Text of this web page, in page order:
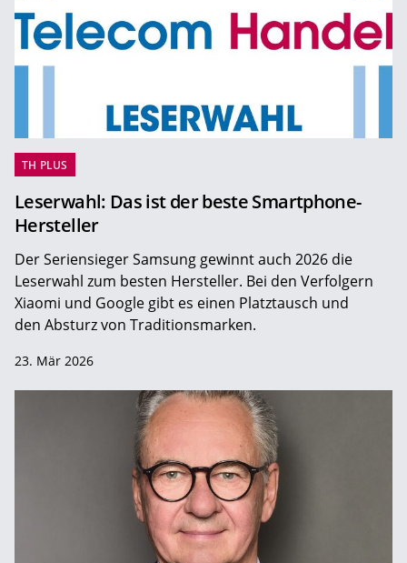
TH PLUS
Leserwahl: Das ist der beste Smartphone-
Hersteller
Der Seriensieger Samsung gewinnt auch 2026 die
Leserwahl zum ­besten Hersteller. Bei den Verfolgern
Xiaomi und Google gibt es einen Platztausch und
den Absturz von Traditionsmarken.
23. Mär 2026